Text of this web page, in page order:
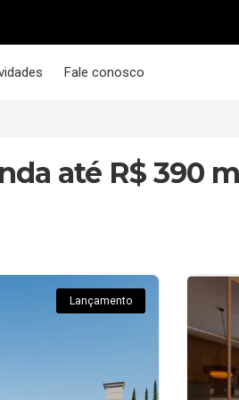
Fale conosco
até R$ 390
Lançamento